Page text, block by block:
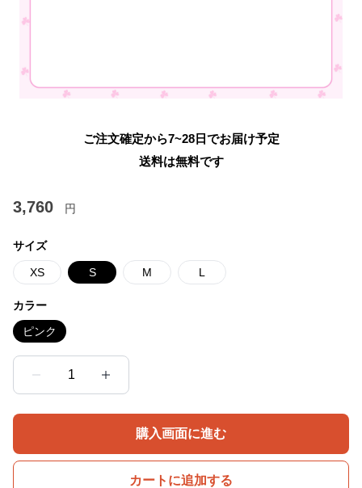
ご注文確定から7~28日でお届け予定
送料は無料です
3,760 円
サイズ
XS S M L
カラー
ピンク
1
購入画面に進む
カートに追加する